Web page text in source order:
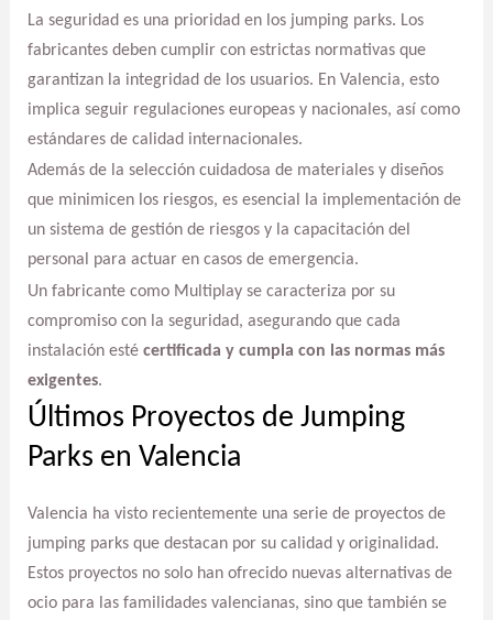
La seguridad es una prioridad en los jumping parks. Los
fabricantes deben cumplir con estrictas normativas que
garantizan la integridad de los usuarios. En Valencia, esto
implica seguir regulaciones europeas y nacionales, así como
estándares de calidad internacionales.
Además de la selección cuidadosa de materiales y diseños
que minimicen los riesgos, es esencial la implementación de
un sistema de gestión de riesgos y la capacitación del
personal para actuar en casos de emergencia.
Un fabricante como Multiplay se caracteriza por su
compromiso con la seguridad, asegurando que cada
instalación esté certificada y cumpla con las normas más
exigentes.
Últimos Proyectos de Jumping
Parks en Valencia
Valencia ha visto recientemente una serie de proyectos de
jumping parks que destacan por su calidad y originalidad.
Estos proyectos no solo han ofrecido nuevas alternativas de
ocio para las familidades valencianas, sino que también se